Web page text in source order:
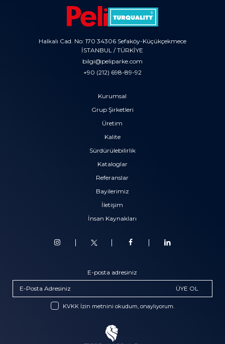
Halkalı Cad. No: 170 34306 Sefaköy-Küçükçekmece
İSTANBUL / TÜRKİYE
bilgi@peliparke.com
+90 (212) 698-89-92
Kurumsal
Grup Şirketleri
Üretim
Kalite
Sürdürülebilirlik
Kataloglar
Referanslar
Bayilerimiz
İletişim
İnsan Kaynakları
E-posta adresiniz
ÜYE OL
KVKK İzin metnini okudum, onaylıyorum.